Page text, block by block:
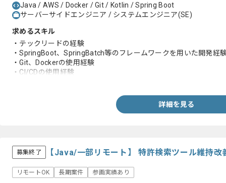
Java / AWS / Docker / Git / Kotlin / Spring Boot
サーバーサイドエンジニア / システムエンジニア(SE)
求めるスキル
・テックリードの経験
・SpringBoot、SpringBatch等のフレームワークを用いた開発経
・Git、Dockerの使用経験
・CI/CDの使用経験
詳細を見る
募集終了 【Java/一部リモート】 特許検索ツール維持
リモートOK 長期案件 参画実績あり